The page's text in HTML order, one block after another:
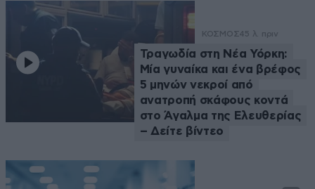
ΚΟΣΜΟΣ45 λ. πριν
Τραγωδία στη Νέα Υόρκη:
Μία γυναίκα και ένα βρέφος
5 μηνών νεκροί από
ανατροπή σκάφους κοντά
στο Άγαλμα της Ελευθερίας
– Δείτε βίντεο